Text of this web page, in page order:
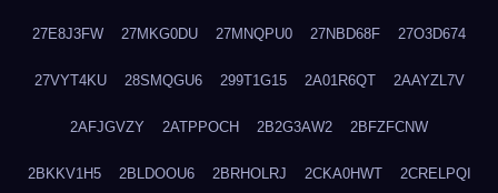
27E8J3FW 27MKG0DU 27MNQPU0 27NBD68F 27O3D674
27VYT4KU 28SMQGU6 299T1G15 2A01R6QT 2AAYZL7V
2AFJGVZY 2ATPPOCH 2B2G3AW2 2BFZFCNW
2BKKV1H5 2BLDOOU6 2BRHOLRJ 2CKA0HWT 2CRELPQI